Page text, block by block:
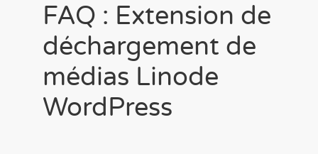
FAQ : Extension de
déchargement de
médias Linode
WordPress